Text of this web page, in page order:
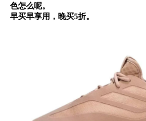
色怎么呢。
早买早享用，晚买5折。